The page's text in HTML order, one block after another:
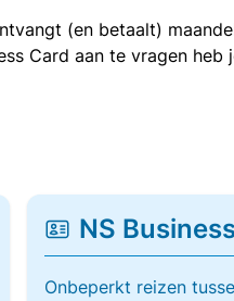
(en betaalt)
Card aan te vragen heb
NS
Onbeperkt reizen